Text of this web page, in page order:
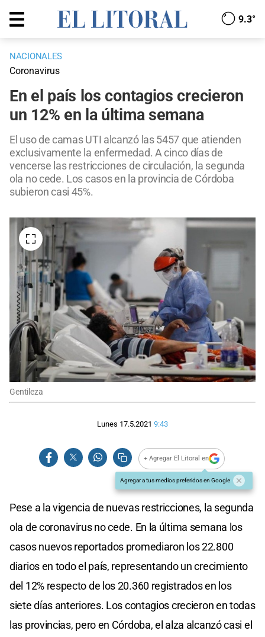
9.3°
NACIONALES
Coronavirus
En el país los contagios crecieron
un 12% en la última semana
El uso de camas UTI alcanzó las 5457 que atienden
exclusivamente la enfermedad. A cinco días de
vencerse las restricciones de circulación, la segunda
ola no cede. Los casos en la provincia de Córdoba
subieron casi 45%.
Gentileza
Lunes 17.5.2021 9:43
+ Agregar El Litoral en
Agregar a tus medios preferidos en Google
Pese a la vigencia de nuevas restricciones, la segunda
ola de coronavirus no cede. En la última semana los
casos nuevos reportados promediaron los 22.800
diarios en todo el país, representando un crecimiento
del 12% respecto de los 20.360 registrados en los
siete días anteriores. Los contagios crecieron en todas
las provincias, pero en Córdoba, el alza alcanzó casi el